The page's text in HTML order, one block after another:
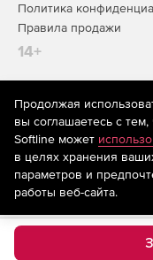
Политика
Правила продажи
14+
На информационном
рекомендательные
предоставления
систематизации и
предпочтениям
находящихся на
Продолжая
вы соглашаетесь с
Softline может
в целях хранения
параметров и
работы веб-сайта.